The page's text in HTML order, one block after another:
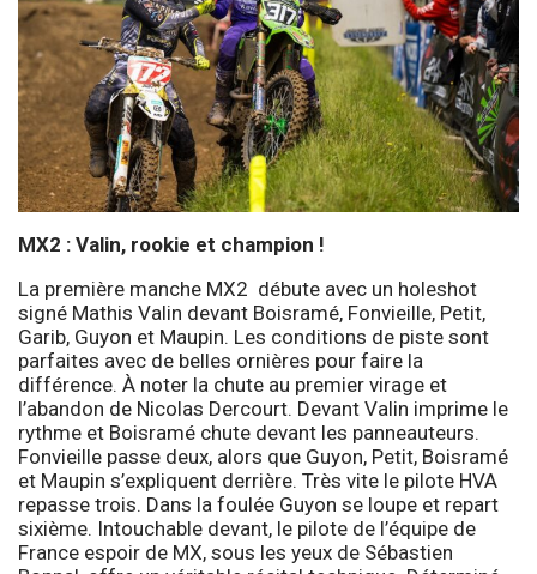
MX2 : Valin, rookie et champion !
La première manche MX2 débute avec un holeshot
signé Mathis Valin devant Boisramé, Fonvieille, Petit,
Garib, Guyon et Maupin. Les conditions de piste sont
parfaites avec de belles ornières pour faire la
différence. À noter la chute au premier virage et
l’abandon de Nicolas Dercourt. Devant Valin imprime le
rythme et Boisramé chute devant les panneauteurs.
Fonvieille passe deux, alors que Guyon, Petit, Boisramé
et Maupin s’expliquent derrière. Très vite le pilote HVA
repasse trois. Dans la foulée Guyon se loupe et repart
sixième. Intouchable devant, le pilote de l’équipe de
France espoir de MX, sous les yeux de Sébastien